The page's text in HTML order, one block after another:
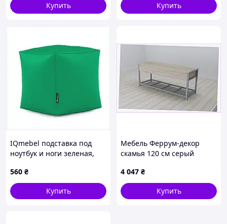
Купить
Купить
IQmebel подставка под
ноутбук и ноги зеленая,
560 ₴
Купить
Мебель Феррум-декор
скамья 120 см серый
4 047 ₴
Купить